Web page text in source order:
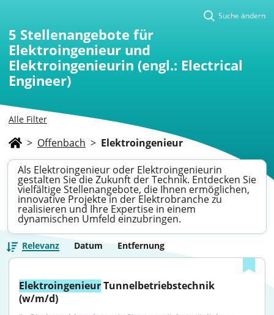
Alle Filter
Suche ändern
5 Stellenangebote für
Elektroingenieur und
Elektroingenieurin (engl.: Electrical
Engineer)
> Offenbach > Elektroingenieur
Als Elektroingenieur oder Elektroingenieurin
gestalten Sie die Zukunft der Technik. Entdecken Sie
vielfältige Stellenangebote, die Ihnen ermöglichen,
innovative Projekte in der Elektrobranche zu
realisieren und Ihre Expertise in einem
dynamischen Umfeld einzubringen.
Relevanz Datum Entfernung
Elektroingenieur Tunnelbetriebstechnik
(w/m/d)